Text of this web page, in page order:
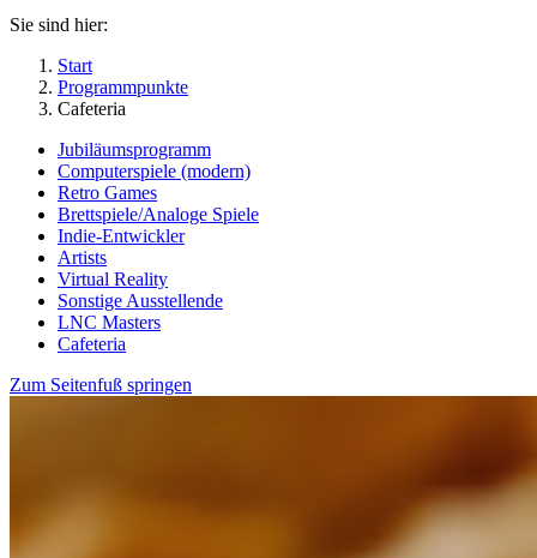
Sie sind hier:
Start
Programmpunkte
Cafeteria
Jubiläumsprogramm
Computerspiele (modern)
Retro Games
Brettspiele/Analoge Spiele
Indie-Entwickler
Artists
Virtual Reality
Sonstige Ausstellende
LNC Masters
Cafeteria
Zum Seitenfuß springen